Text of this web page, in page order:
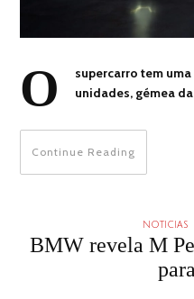
O
supercarro tem
unidades, gémea
Continue Reading
NOTICIAS
BMW revela M